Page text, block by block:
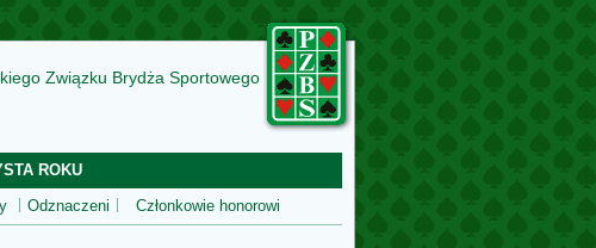
Związku Brydża Sportowego
ROKU
Odznaczeni Członkowie honorowi